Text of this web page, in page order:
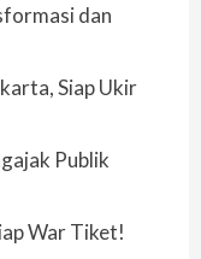
dan
Siap Ukir
Publik
War Tiket!